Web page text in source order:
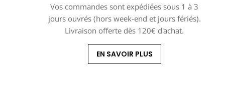
Vos commandes sont expédiées sous 1 à 3
jours ouvrés (hors week-end et jours fériés).
Livraison offerte dès 120€ d'achat.
EN SAVOIR PLUS